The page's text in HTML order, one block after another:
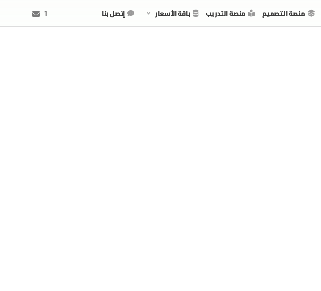
منصة التصميم منصة التدريب باقة الأسعار إتصل بنا 1